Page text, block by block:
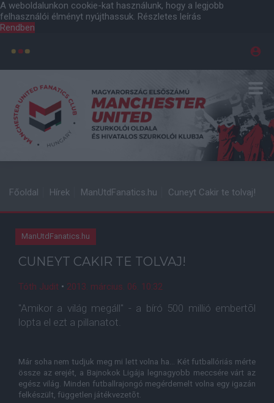
A weboldalunkon cookie-kat használunk, hogy a legjobb
felhasználói élményt nyújthassuk. Részletes leírás
Rendben
Főoldal Hírek ManUtdFanatics.hu Cuneyt Cakir te tolvaj!
ManUtdFanatics.hu
CUNEYT CAKIR TE TOLVAJ!
Tóth Judit • 2013. március. 06. 10:32
"Amikor a világ megáll" - a bíró 500 millió embertõl
lopta el ezt a pillanatot.
Már soha nem tudjuk meg mi lett volna ha... Két futballóriás mérte
össze az erejét, a Bajnokok Ligája legnagyobb meccsére várt az
egész világ. Minden futballrajongó megérdemelt volna egy igazán
felkészült, független játékvezetõt.